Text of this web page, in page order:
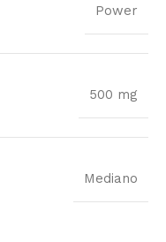
Power
500 mg
Mediano